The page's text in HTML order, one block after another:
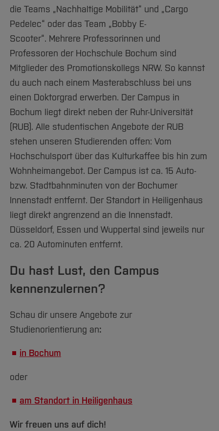
die Teams „Nachhaltige Mobilität“ und „Cargo
Pedelec“ oder das Team „Bobby E-
Scooter“. Mehrere Professorinnen und
Professoren der Hochschule Bochum sind
Mitglieder des Promotionskollegs NRW. So kannst
du auch nach einem Masterabschluss bei uns
einen Doktorgrad erwerben. Der Campus in
Bochum liegt direkt neben der Ruhr-Universität
(RUB). Alle studentischen Angebote der RUB
stehen unseren Studierenden offen: Vom
Hochschulsport über das Kulturkaffee bis hin zum
Wohnheimangebot. Der Campus ist ca. 15 Auto-
bzw. Stadtbahnminuten von der Bochumer
Innenstadt entfernt. Der Standort in Heiligenhaus
liegt direkt angrenzend an die Innenstadt.
Düsseldorf, Essen und Wuppertal sind jeweils nur
ca. 20 Autominuten entfernt.
Du hast Lust, den Campus
kennenzulernen?
Schau dir unsere Angebote zur
Studienorientierung an:
in Bochum
oder
am Standort in Heiligenhaus
Wir freuen uns auf dich!